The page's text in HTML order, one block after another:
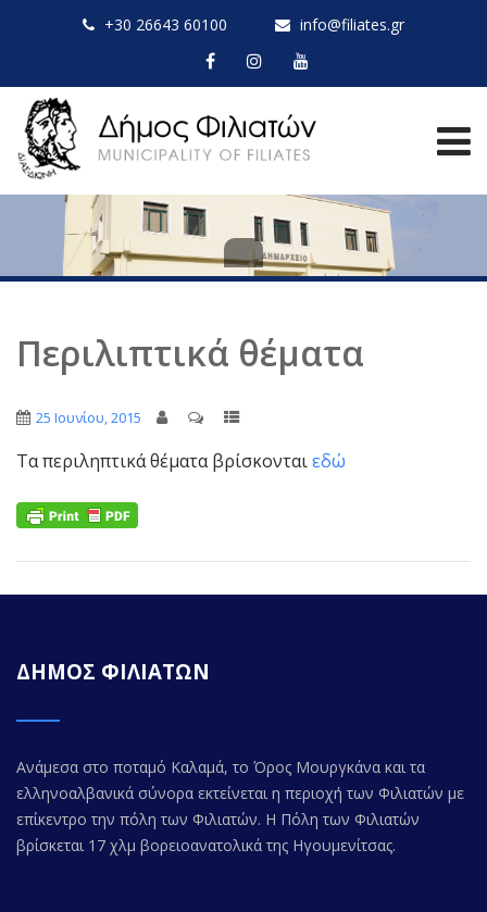
+30 26643 60100 info@filiates.gr
Περιλιπτικά θέματα
25 Ιουνίου, 2015
Τα περιληπτικά θέματα βρίσκονταιεδώ
ΔΗΜΟΣ ΦΙΛΙΑΤΩΝ
Ανάμεσα στο ποταμό Καλαμά, το Όρος Μουργκάνα και τα
ελληνοαλβανικά σύνορα εκτείνεται η περιοχή των Φιλιατών με
επίκεντρο την πόλη των Φιλιατών. Η Πόλη των Φιλιατών
βρίσκεται 17 χλμ βορειοανατολικά της Ηγουμενίτσας.